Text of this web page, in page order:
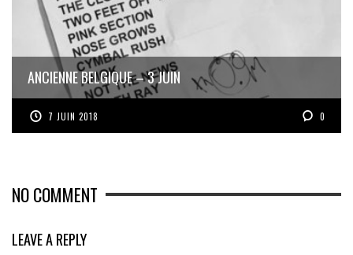
ANCIENNE BELGIQUE – 3 JUIN
7 JUIN 2018 0
NO COMMENT
LEAVE A REPLY